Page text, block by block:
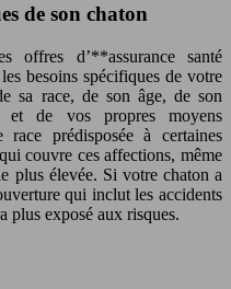
de son chaton
offres d’**assurance santé
besoins spécifiques de votre
sa race, de son âge, de son
et de vos propres moyens
prédisposée à certaines
couvre ces affections, même
plus élevée. Si votre chaton a
qui inclut les accidents
plus exposé aux risques.